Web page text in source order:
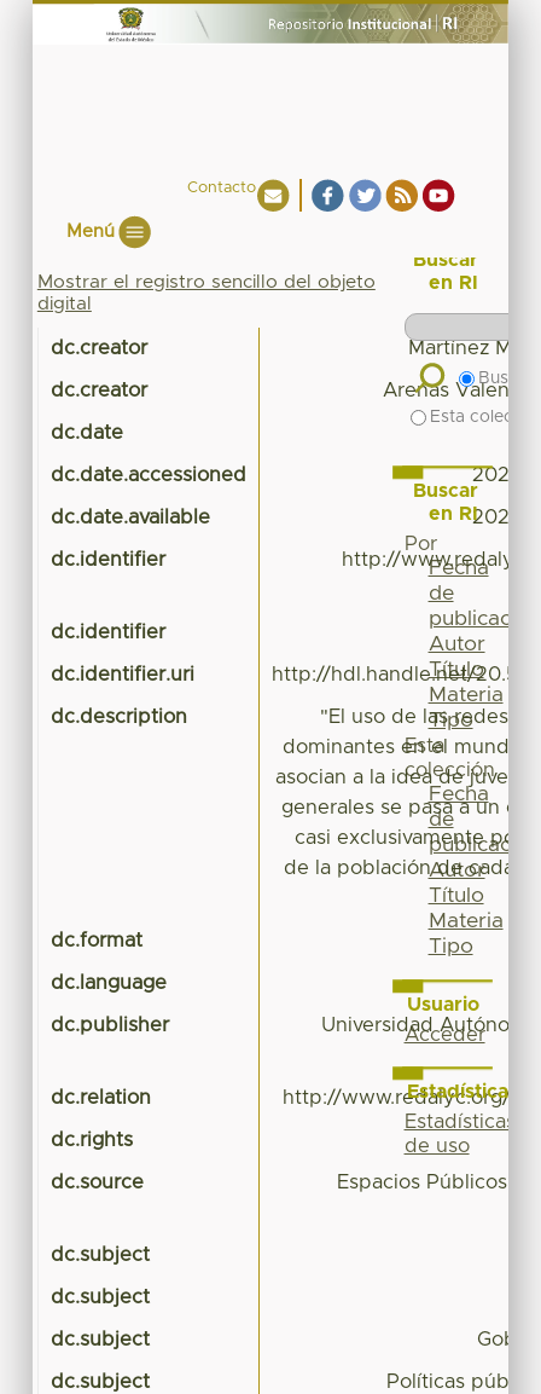
Contacto
Menú
Mostrar el registro sencillo del objeto
digital
dc.creator Martínez
dc.creator Arenas
dc.date
dc.date.accessioned 2022-
dc.date.available 2022-
dc.identifier
http://
dc.identifier
dc.identifier.uri http://hdl.handle.net/
dc.description
"El uso de las redes
dominantes en el mundo,
asocian a la idea de
generales se pasa a un
casi exclusivamente por
de la población de cada
dc.format
dc.language
dc.publisher Universidad
dc.relation http://www.redalyc.org/
dc.rights
dc.source Espacios Públicos
dc.subject
dc.subject
dc.subject
dc.subject Políticas
Buscar
en RI
Buscar
Esta
Buscar
en RI
Por
Fecha
de
publicación
Autor
Título
Materia
Tipo
Esta
colección
Fecha
de
publicación
Autor
Título
Materia
Tipo
Usuario
Acceder
Estadísticas
Estadísticas
de uso